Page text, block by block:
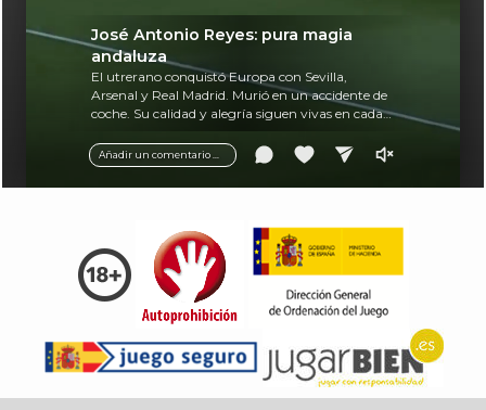
Añadir un comentario ...
José Antonio Reyes: pura magia
andaluza
El utrerano conquistó Europa con Sevilla,
Arsenal y Real Madrid. Murió en un accidente de
coche. Su calidad y alegría siguen vivas en cada